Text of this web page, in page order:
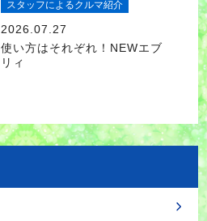
スタッフによるクルマ紹介
2026.07.27
使い方はそれぞれ！NEWエブ
リィ